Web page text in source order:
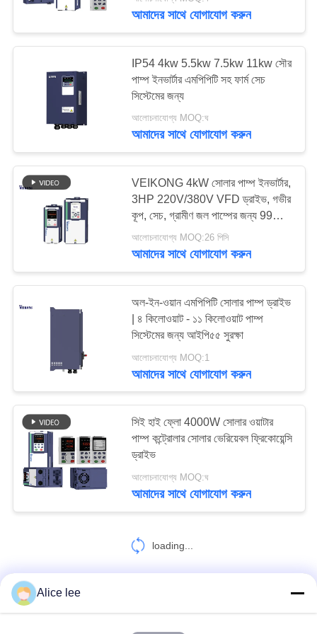
নিয়ন্ত্রণ
যোগাযোগ
উদ্ধৃতির
জন্য
আবেদন
গোপনীয়তা
আমাদের সাথে যোগাযোগ করুন
IP54 4kw 5.5kw 7.5kw 11kw সৌর
পাম্প ইনভার্টার এমপিপিটি সহ ফার্ম সেচ
সিস্টেমের জন্য
আলোচনাযোগ্য MOQ:ঘ
আমাদের সাথে যোগাযোগ করুন
VEIKONG 4kW সোলার পাম্প ইনভার্টার,
3HP 220V/380V VFD ড্রাইভ, গভীর
কূপ, সেচ, গ্রামীণ জল পাম্পের জন্য 99%
দক্ষ MPPT কন্ট্রোলার
আলোচনাযোগ্য MOQ:26 পিসি
আমাদের সাথে যোগাযোগ করুন
অল-ইন-ওয়ান এমপিপিটি সোলার পাম্প ড্রাইভ
| ৪ কিলোওয়াট - ১১ কিলোওয়াট পাম্প
সিস্টেমের জন্য আইপি৫৫ সুরক্ষা
আলোচনাযোগ্য MOQ:1
আমাদের সাথে যোগাযোগ করুন
সিই হাই ফ্লো 4000W সোলার ওয়াটার
পাম্প কন্ট্রোলার সোলার ভেরিয়েবল ফ্রিকোয়েন্সি
ড্রাইভ
আলোচনাযোগ্য MOQ:ঘ
আমাদের সাথে যোগাযোগ করুন
loading...
Alice lee